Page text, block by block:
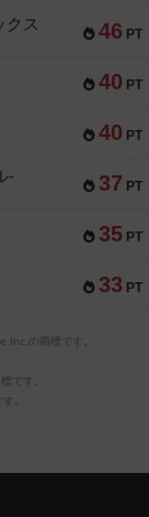
46 PT
クス
40 PT
40 PT
37 PT
-
35 PT
33 PT
Inc.の商標です。
です。
。